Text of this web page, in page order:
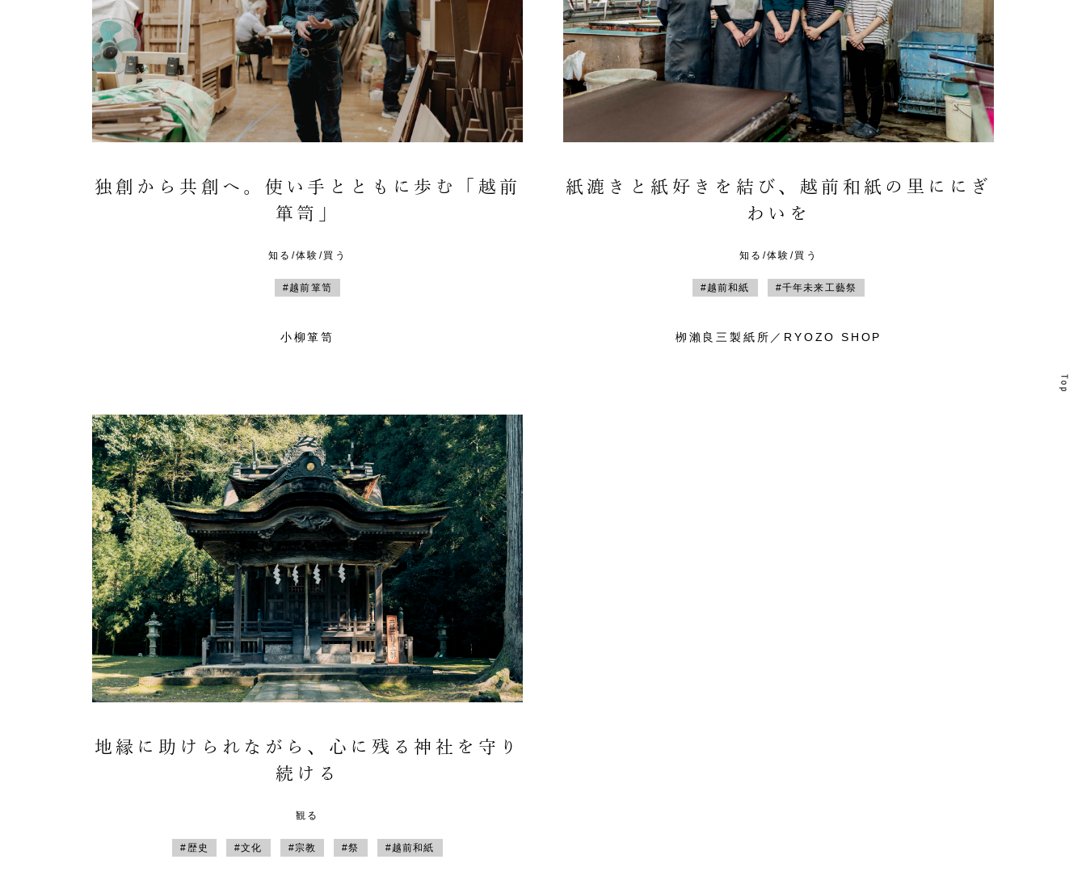
独創から共創へ。使い手とともに歩む「越前
箪笥」
知る/体験/買う
#越前箪笥
小柳箪笥
紙漉きと紙好きを結び、越前和紙の里ににぎ
わいを
知る/体験/買う
#越前和紙 #千年未来工藝祭
栁瀨良三製紙所／RYOZO SHOP
地縁に助けられながら、心に残る神社を守り
続ける
観る
#歴史 #文化 #宗教 #祭 #越前和紙